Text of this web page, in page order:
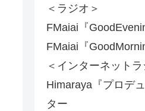
＜ラジオ＞
FMaiai『
FMaiai『
＜インターネットラ
Himaraya『プロデ
ター